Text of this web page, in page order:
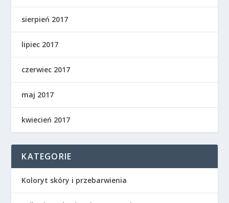
sierpień 2017
lipiec 2017
czerwiec 2017
maj 2017
kwiecień 2017
KATEGORIE
Koloryt skóry i przebarwienia